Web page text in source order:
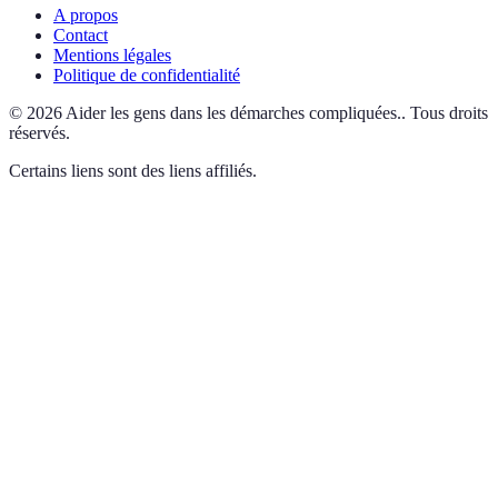
A propos
Contact
Mentions légales
Politique de confidentialité
© 2026 Aider les gens dans les démarches compliquées.. Tous droits
réservés.
Certains liens sont des liens affiliés.